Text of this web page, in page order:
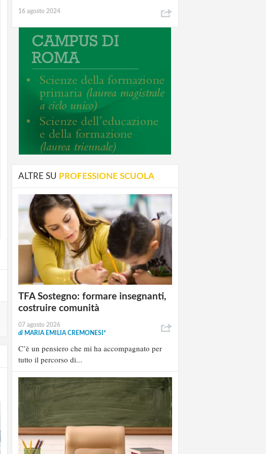
16 agosto 2024
ALTRE SU PROFESSIONE SCUOLA
TFA Sostegno: formare insegnanti,
costruire comunità
07 agosto 2026
di MARIA EMILIA CREMONESI*
C’è un pensiero che mi ha accompagnato per
tutto il percorso di...